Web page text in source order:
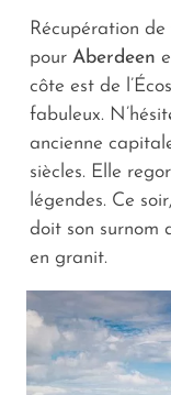
Récupération
pour Aberdeen
côte est de
fabuleux.
ancienne
siècles. Elle
légendes. Ce
doit son surnom
en granit.